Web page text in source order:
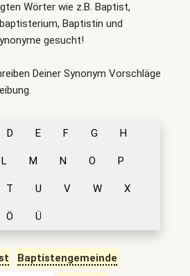
Wörter wie z.B. Baptist,
Baptistin und
gesucht!
Deiner Synonym Vorschläge
D E F G H
L M N O P
T U V W X
Ö Ü
Baptistengemeinde